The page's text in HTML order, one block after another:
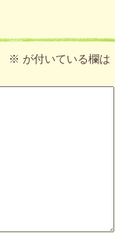
※ が付いている欄は